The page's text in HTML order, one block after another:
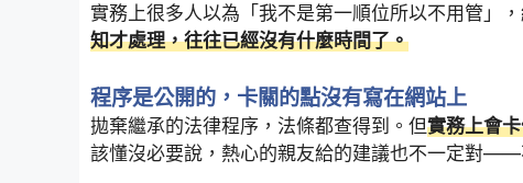
實務上很多人以為「我不是第一順位所以不用管」
知才處理，往往已經沒有什麼時間了。
程序是公開的，卡關的點沒有寫在網站上
拋棄繼承的法律程序，法條都查得到。但實務上會
該懂沒必要說，熱心的親友給的建議也不一定對——